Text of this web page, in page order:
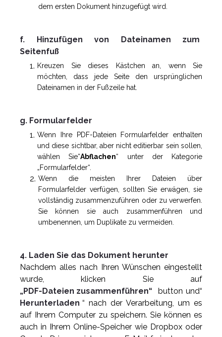
dem ersten Dokument hinzugefügt wird.
f. Hinzufügen von Dateinamen zum
Seitenfuß
Kreuzen Sie dieses Kästchen an, wenn Sie
möchten, dass jede Seite den ursprünglichen
Dateinamen in der Fußzeile hat.
g. Formularfelder
Wenn Ihre PDF-Dateien Formularfelder enthalten
und diese sichtbar, aber nicht editierbar sein sollen,
wählen Sie“Abflachen“ unter der Kategorie
„Formularfelder“.
Wenn die meisten Ihrer Dateien über
Formularfelder verfügen, sollten Sie erwägen, sie
vollständig zusammenzuführen oder zu verwerfen.
Sie können sie auch zusammenführen und
umbenennen, um Duplikate zu vermeiden.
4. Laden Sie das Dokument herunter
Nachdem alles nach Ihren Wünschen eingestellt
wurde, klicken Sie auf
„PDF-Dateien zusammenführen“
button und“
Herunterladen “ nach der Verarbeitung, um es
auf Ihrem Computer zu speichern. Sie können es
auch in Ihrem Online-Speicher wie Dropbox oder